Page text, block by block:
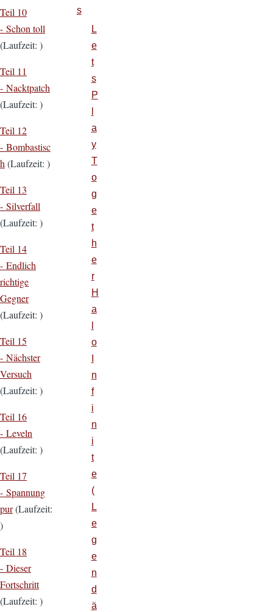
Teil 10
- Schon toll
(Laufzeit: )
Teil 11
- Nacktpatch
(Laufzeit: )
Teil 12
- Bombastisc
h(Laufzeit: )
Teil 13
- Silverfall
(Laufzeit: )
Teil 14
- Endlich
richtige
Gegner
(Laufzeit: )
Teil 15
- Nächster
Versuch
(Laufzeit: )
Teil 16
- Leveln
(Laufzeit: )
Teil 17
- Spannung
pur(Laufzeit:
)
Teil 18
- Dieser
Fortschritt
(Laufzeit: )
s
L
e
t
s
P
a
y
T
o
g
e
t
h
e
r
H
a
o
n
f
i
n
i
t
e
(
L
e
g
e
n
d
ä